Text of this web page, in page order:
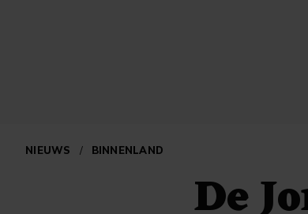
NIEUWS / BINNENLAND